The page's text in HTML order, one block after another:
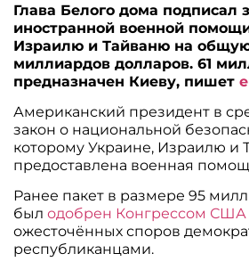
Глава Белого дома подписал
иностранной военной
Израилю и Тайваню на
миллиардов долларов. 61
предназначен Киеву, пишет
Американский президент в
закон о национальной
которому Украине, Израилю и
предоставлена военная
Ранее пакет в размере 95
былодобрен Конгрессом США
ожесточённых споров
республиканцами.